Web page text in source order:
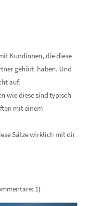
Kundinnen, die diese
gehört haben. Und
auf.
wie diese sind typisch
mit einem
Sätze wirklich mit dir
1)